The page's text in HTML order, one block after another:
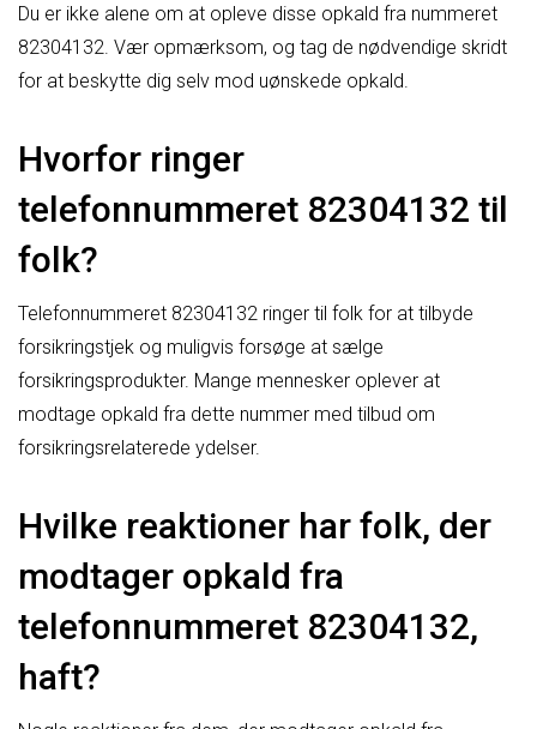
Du er ikke alene om at opleve disse opkald fra nummeret
82304132. Vær opmærksom, og tag de nødvendige skridt
for at beskytte dig selv mod uønskede opkald.
Hvorfor ringer
telefonnummeret 82304132 til
folk?
Telefonnummeret 82304132 ringer til folk for at tilbyde
forsikringstjek og muligvis forsøge at sælge
forsikringsprodukter. Mange mennesker oplever at
modtage opkald fra dette nummer med tilbud om
forsikringsrelaterede ydelser.
Hvilke reaktioner har folk, der
modtager opkald fra
telefonnummeret 82304132,
haft?